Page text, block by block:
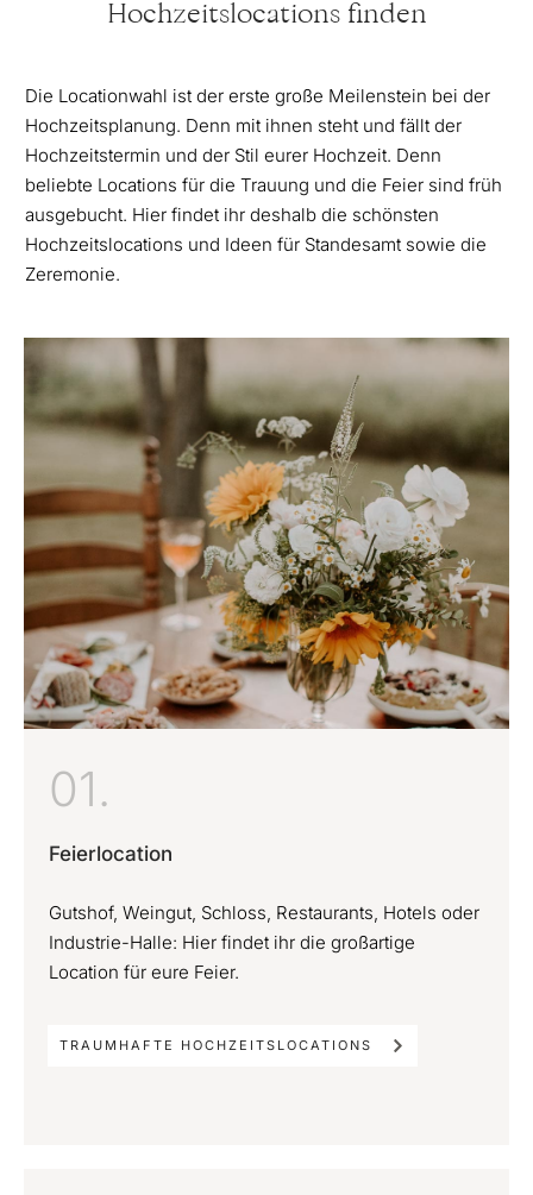
Hochzeitslocations finden
Die Locationwahl ist der erste große Meilenstein bei der
Hochzeitsplanung. Denn mit ihnen steht und fällt der
Hochzeitstermin und der Stil eurer Hochzeit. Denn
beliebte Locations für die Trauung und die Feier sind früh
ausgebucht. Hier findet ihr deshalb die schönsten
Hochzeitslocations und Ideen für Standesamt sowie die
Zeremonie.
01.
Feierlocation
Gutshof, Weingut, Schloss, Restaurants, Hotels oder
Industrie-Halle: Hier findet ihr die großartige
Location für eure Feier.
TRAUMHAFTE HOCHZEITSLOCATIONS